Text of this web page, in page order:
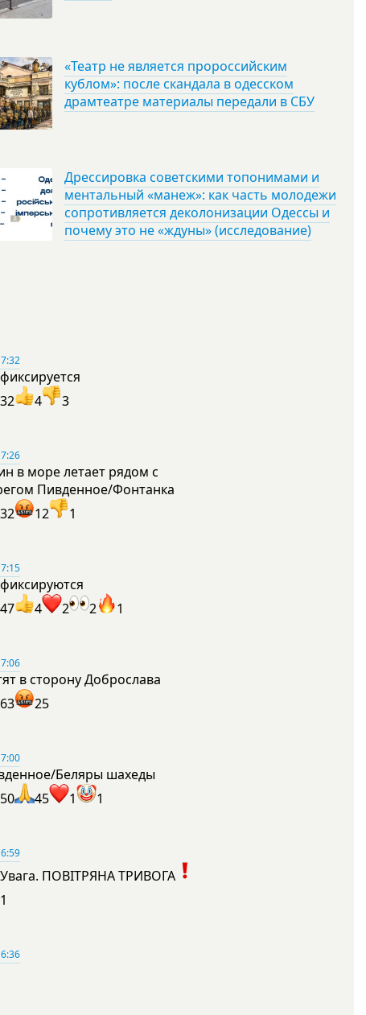
«Театр не является пророссийским
кублом»: после скандала в одесском
драмтеатре материалы передали в СБУ
Дрессировка советскими топонимами и
ментальный «манеж»: как часть молодежи
сопротивляется деколонизации Одессы и
почему это не «ждуны» (исследование)
32
4 3
в море летает рядом с
Пивденное/Фонтанка
32
12 1
47
4 2 2 1
в сторону Доброслава
63
25
Беляры шахеды
50
45 1 1
Увага. ПОВІТРЯНА ТРИВОГА
1